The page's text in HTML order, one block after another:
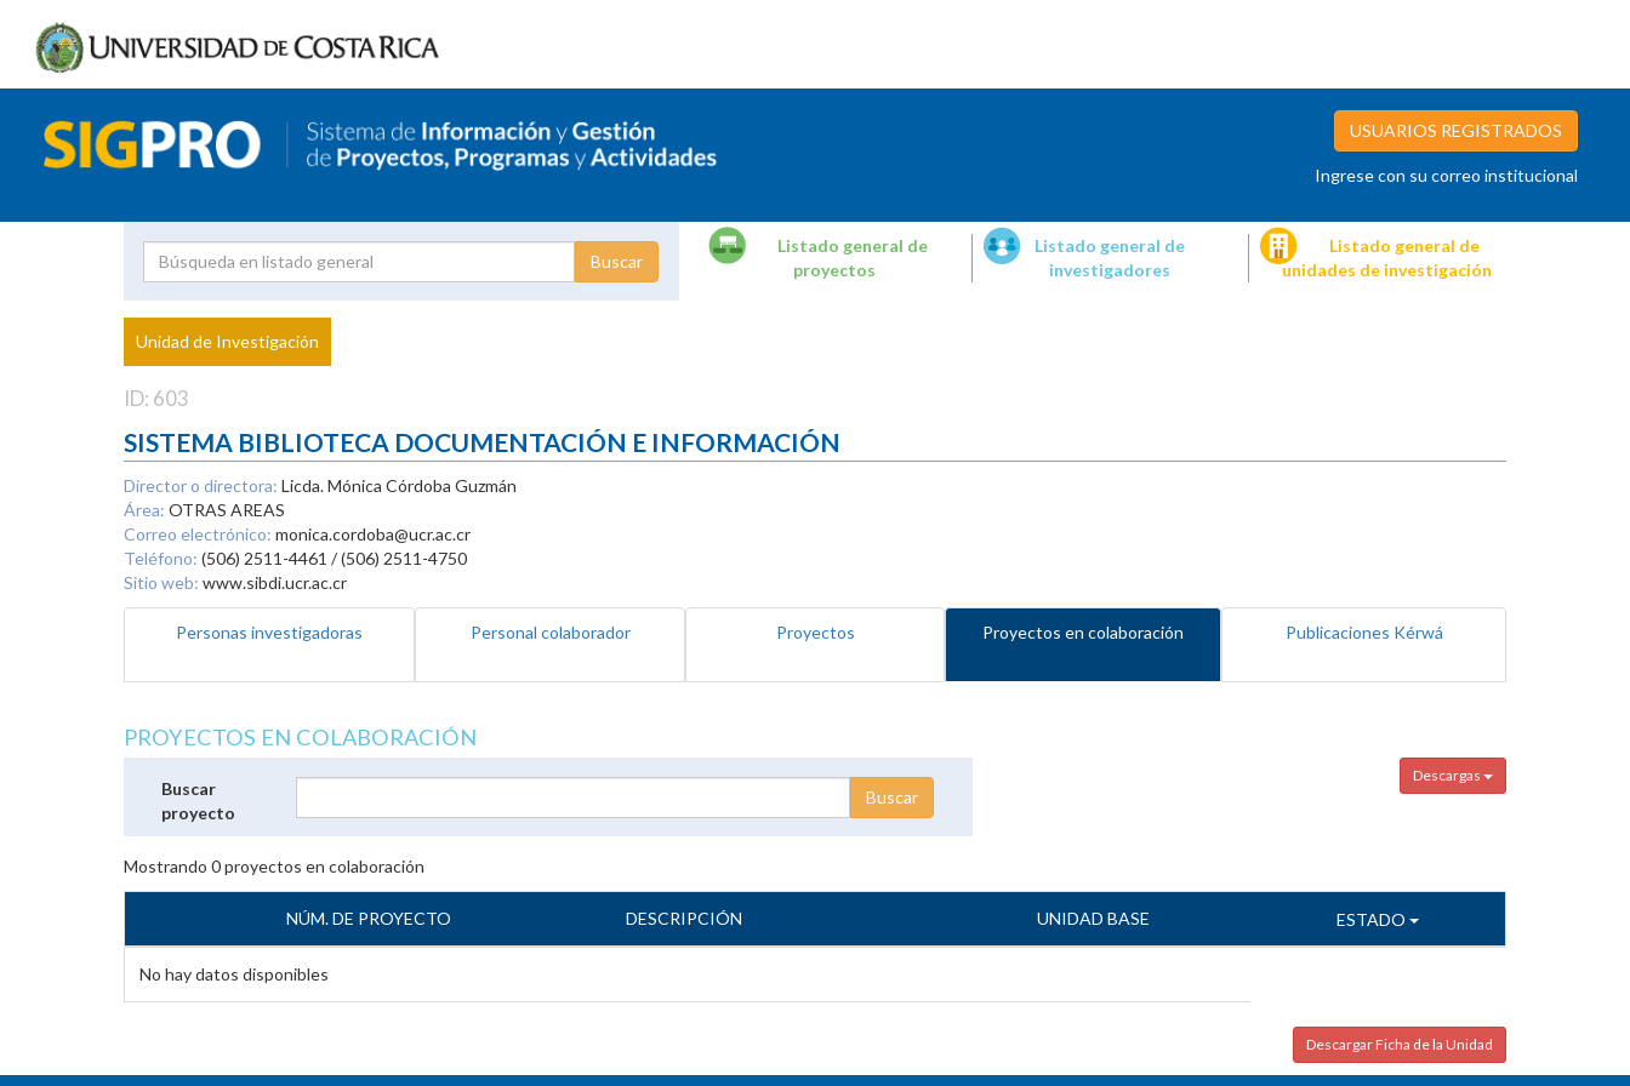
USUARIOS REGISTRADOS
Ingrese con su correo institucional
Proyecto
Investigador
Listado general de
proyectos
Listado general de
investigadores
Listado general de
unidades de investigación
Unidad de Investigación
ID: 603
SISTEMA BIBLIOTECA DOCUMENTACIÓN E INFORMACIÓN
Director o directora: Licda. Mónica Córdoba Guzmán
Área: OTRAS AREAS
Correo electrónico: monica.cordoba@ucr.ac.cr
Teléfono: (506) 2511-4461 / (506) 2511-4750
Sitio web: www.sibdi.ucr.ac.cr
Personas investigadoras Personal colaborador Proyectos Proyectos en colaboración Publicaciones Kérwá
PROYECTOS EN COLABORACIÓN
Descargas
Buscar
proyecto
Mostrando 0proyectos en colaboración
NÚM. DE PROYECTO DESCRIPCIÓN UNIDAD BASE ESTADO
No hay datos disponibles
Descargar Ficha de la Unidad